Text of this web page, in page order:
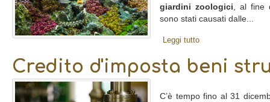
giardini zoologici, al fine
sono stati causati dalle...
Leggi tutto
Credito d'imposta beni
C’è tempo fino al 31